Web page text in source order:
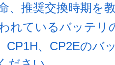
、推奨交換時期を
れているバッテリ
CP1H、CP2Eのバ